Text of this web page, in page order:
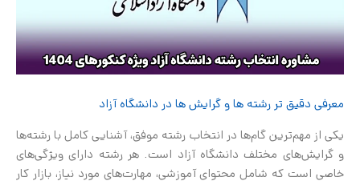
معرفی دقیق تر رشته ها و گرایش ها در دانشگاه آزاد
یکی از مهم‌ترین گام‌ها در انتخاب رشته موفق، آشنایی کامل با رشته‌ها
و گرایش‌های مختلف دانشگاه آزاد است. هر رشته دارای ویژگی‌های
خاصی است که شامل محتوای آموزشی، مهارت‌های مورد نیاز، بازار کار